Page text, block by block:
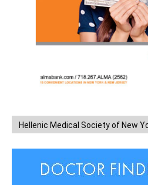
Hellenic Medical Society of New